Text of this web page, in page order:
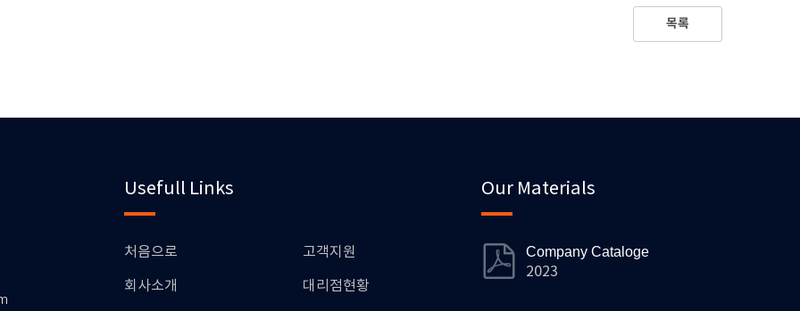
목록
Usefull Links
처음으로
회사소개
고객지원
대리점현황
Our Materials
Company Cataloge
2023